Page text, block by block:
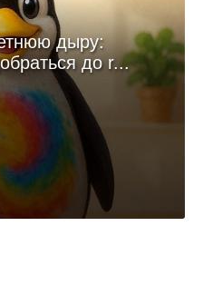
дыру:
до r...